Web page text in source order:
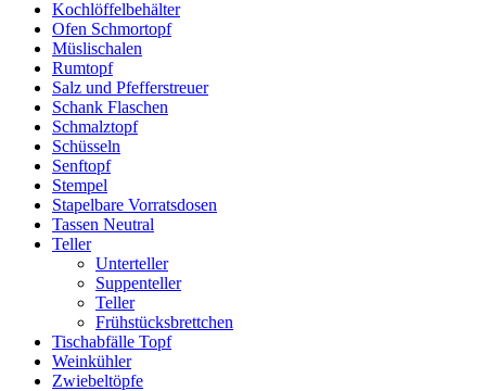
Kochlöffelbehälter
Ofen Schmortopf
Müslischalen
Rumtopf
Salz und Pfefferstreuer
Schank Flaschen
Schmalztopf
Schüsseln
Senftopf
Stempel
Stapelbare Vorratsdosen
Tassen Neutral
Teller
Unterteller
Suppenteller
Teller
Frühstücksbrettchen
Tischabfälle Topf
Weinkühler
Zwiebeltöpfe